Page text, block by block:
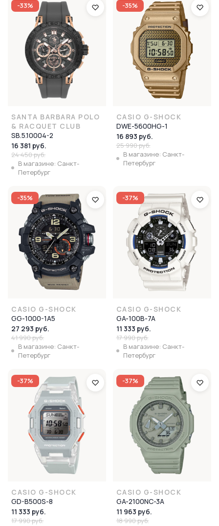
-33%
SANTA BARBARA POLO
& RACQUET CLUB
SB.5.10004-2
16 381 руб.
24 450 руб.
В магазине: Санкт-
Петербург
-35%
CASIO G-SHOCK
DWE-5600HG-1
16 893 руб.
25 990 руб.
В магазине: Санкт-
Петербург
-35%
CASIO G-SHOCK
GG-1000-1A5
27 293 руб.
41 990 руб.
В магазине: Санкт-
Петербург
-37%
CASIO G-SHOCK
GA-100B-7A
11 333 руб.
17 990 руб.
В магазине: Санкт-
Петербург
-37%
CASIO G-SHOCK
GD-B500S-8
11 333 руб.
17 990 руб.
-37%
CASIO G-SHOCK
GA-2100NC-3A
11 963 руб.
18 990 руб.